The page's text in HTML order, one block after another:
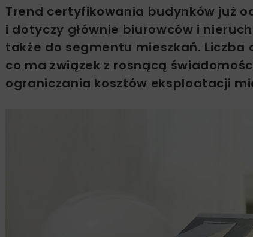
Trend certyfikowania budynków już
i dotyczy głównie biurowców i
także do segmentu mieszkań.
co ma związek z rosnącą
ograniczania kosztów eksploatacji